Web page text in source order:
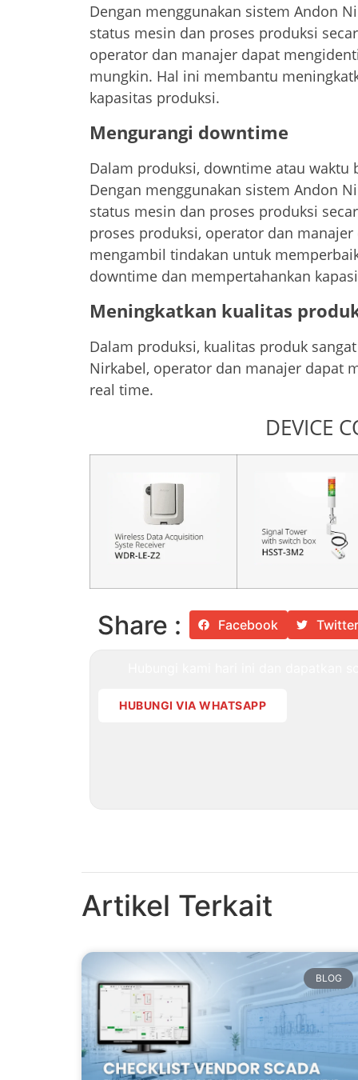
Dengan menggunakan sistem Andon
status mesin dan proses produksi
operator dan manajer dapat
mungkin. Hal ini membantu
kapasitas produksi.
Mengurangi downtime
Dalam produksi, downtime atau waktu
Dengan menggunakan sistem Andon
status mesin dan proses produksi
proses produksi, operator dan
mengambil tindakan untuk
downtime dan mempertahankan
Meningkatkan kualitas
Dalam produksi, kualitas produk
Nirkabel, operator dan manajer dapat
real time.
DEVICE
Share : Facebook Twitter
HUBUNGI VIA WHATSAPP
Artikel Terkait
BLOG